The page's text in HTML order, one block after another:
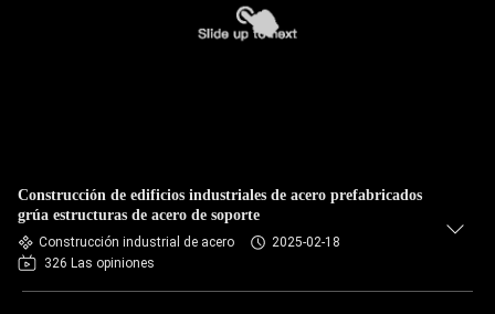
Construcción de edificios industriales de acero prefabricados
grúa estructuras de acero de soporte
Construcción industrial de acero
2025-02-18
326 Las opiniones